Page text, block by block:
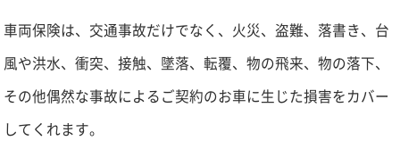
車両保険は、交通事故だけでなく、火災、盗難、落書き、台
風や洪水、衝突、接触、墜落、転覆、物の飛来、物の落下、
その他偶然な事故によるご契約のお車に生じた損害をカバー
してくれます。